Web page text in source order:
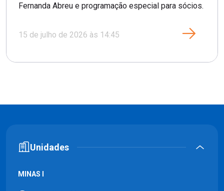
Fernanda Abreu e programação especial para sócios.
15 de julho de 2026 às 14:45
Unidades
MINAS I